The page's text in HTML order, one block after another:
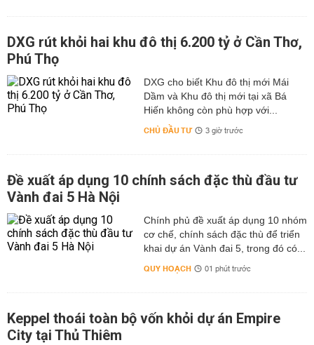
DXG rút khỏi hai khu đô thị 6.200 tỷ ở Cần Thơ,
Phú Thọ
DXG cho biết Khu đô thị mới Mái
Dầm và Khu đô thị mới tại xã Bá
Hiến không còn phù hợp với...
CHỦ ĐẦU TƯ 3 giờ trước
Đề xuất áp dụng 10 chính sách đặc thù đầu tư
Vành đai 5 Hà Nội
Chính phủ đề xuất áp dụng 10 nhóm
cơ chế, chính sách đặc thù để triển
khai dự án Vành đai 5, trong đó có...
QUY HOẠCH 01 phút trước
Keppel thoái toàn bộ vốn khỏi dự án Empire
City tại Thủ Thiêm